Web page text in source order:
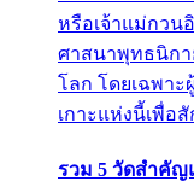
หรือเจ้าแม่กวน
ศาสนาพุทธนิก
โลก โดยเฉพา
เกาะแห่งนี้เพื่อ
รวม 5 วัดสำคัญ